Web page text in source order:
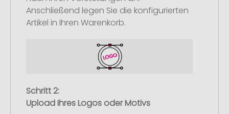
Anschließend legen Sie die konfigurierten
Artikel in Ihren Warenkorb.
Schritt 2:
Upload Ihres Logos oder Motivs